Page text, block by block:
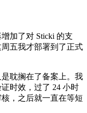
加了对 Sticki 的支
五我才部署到了正式
耽搁在了备案上。我
时效，过了 24 小时
，之后就一直在等短